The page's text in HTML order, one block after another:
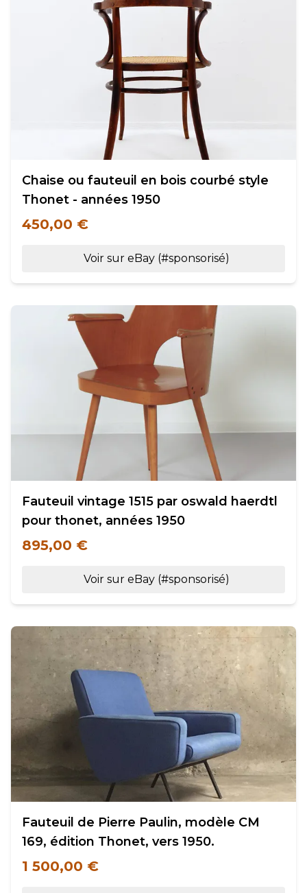
Chaise ou fauteuil en bois courbé style
Thonet - années 1950
450,00 €
Voir sur eBay (#sponsorisé)
Fauteuil vintage 1515 par oswald haerdtl
pour thonet, années 1950
895,00 €
Voir sur eBay (#sponsorisé)
Fauteuil de Pierre Paulin, modèle CM
169, édition Thonet, vers 1950.
1 500,00 €